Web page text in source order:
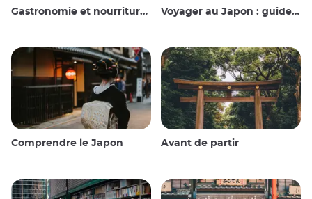
Gastronomie et nourriture japonaise Voyager au Japon : guide et conseils
Comprendre le Japon Avant de partir